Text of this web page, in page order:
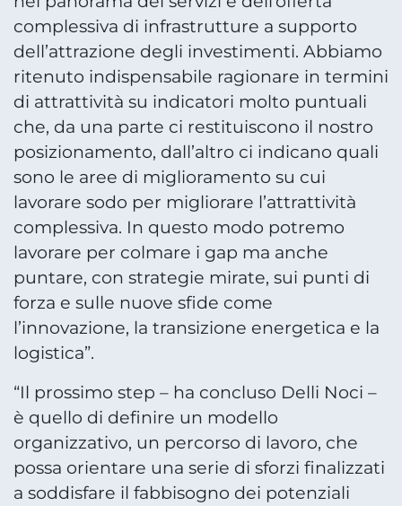
complessiva di infrastrutture a supporto
dell’attrazione degli investimenti. Abbiamo
ritenuto indispensabile ragionare in termini
di attrattività su indicatori molto puntuali
che, da una parte ci restituiscono il nostro
posizionamento, dall’altro ci indicano quali
sono le aree di miglioramento su cui
lavorare sodo per migliorare l’attrattività
complessiva. In questo modo potremo
lavorare per colmare i gap ma anche
puntare, con strategie mirate, sui punti di
forza e sulle nuove sfide come
l’innovazione, la transizione energetica e la
logistica”.
“Il prossimo step – ha concluso Delli Noci –
è quello di definire un modello
organizzativo, un percorso di lavoro, che
possa orientare una serie di sforzi finalizzati
a soddisfare il fabbisogno dei potenziali